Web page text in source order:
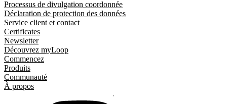
Processus de divulgation coordonnée
Déclaration de protection des données
Service client et contact
Certificates
Newsletter
Découvrez myLoop
Commencez
Produits
Communauté
À propos